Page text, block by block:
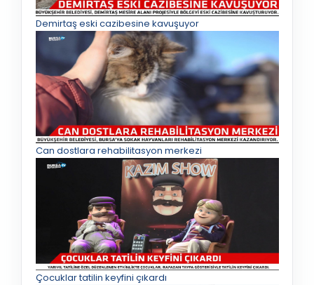
Demirtaş eski cazibesine kavuşuyor
Can dostlara rehabilitasyon merkezi
Çocuklar tatilin keyfini çıkardı